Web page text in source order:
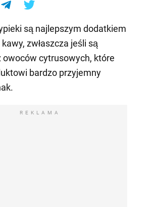
są najlepszym dodatkiem
zwłaszcza jeśli są
owoców cytrusowych, które
bardzo przyjemny
REKLAMA